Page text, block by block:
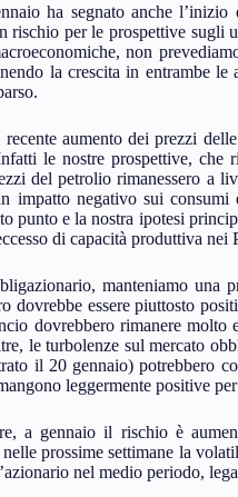
ha segnato anche
rischio per le prospettive
non
la crescita in entrambe
aumento dei prezzi
le nostre prospettive, che
del petrolio rimanessero a
impatto negativo sui
punto e la nostra ipotesi
di capacità produttiva nei
manteniamo una
dovrebbe essere piuttosto
dovrebbero rimanere
le turbolenze sul mercato
il 20 gennaio) potrebbero
leggermente positive
a gennaio il rischio è
prossime settimane la
nel medio periodo,